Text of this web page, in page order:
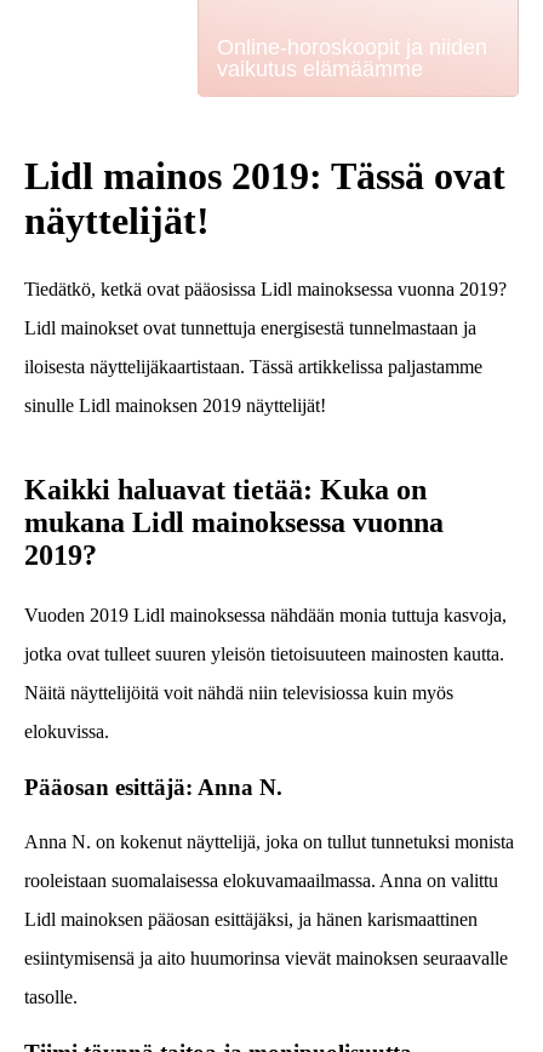
Online-horoskoopit ja niiden
vaikutus elämäämme
Lidl mainos 2019: Tässä ovat
näyttelijät!
Tiedätkö, ketkä ovat pääosissa Lidl mainoksessa vuonna 2019?
Lidl mainokset ovat tunnettuja energisestä tunnelmastaan ja
iloisesta näyttelijäkaartistaan. Tässä artikkelissa paljastamme
sinulle Lidl mainoksen 2019 näyttelijät!
Kaikki haluavat tietää: Kuka on
mukana Lidl mainoksessa vuonna
2019?
Vuoden 2019 Lidl mainoksessa nähdään monia tuttuja kasvoja,
jotka ovat tulleet suuren yleisön tietoisuuteen mainosten kautta.
Näitä näyttelijöitä voit nähdä niin televisiossa kuin myös
elokuvissa.
Pääosan esittäjä: Anna N.
Anna N. on kokenut näyttelijä, joka on tullut tunnetuksi monista
rooleistaan suomalaisessa elokuvamaailmassa. Anna on valittu
Lidl mainoksen pääosan esittäjäksi, ja hänen karismaattinen
esiintymisensä ja aito huumorinsa vievät mainoksen seuraavalle
tasolle.